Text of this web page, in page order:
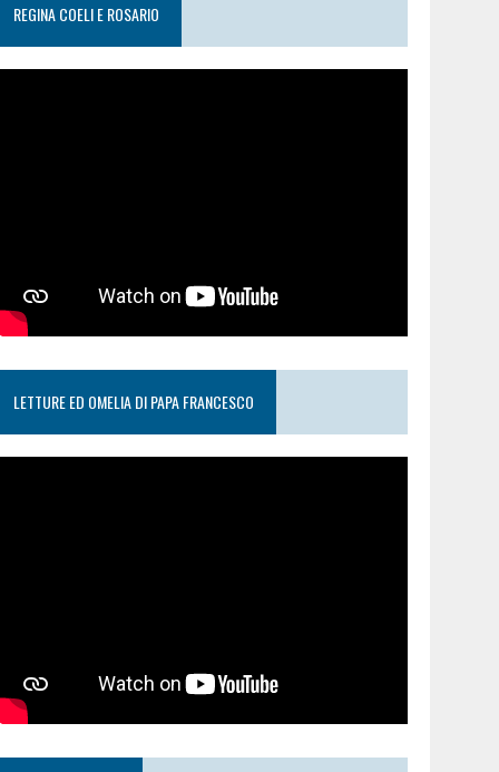
REGINA COELI E ROSARIO
LETTURE ED OMELIA DI PAPA FRANCESCO